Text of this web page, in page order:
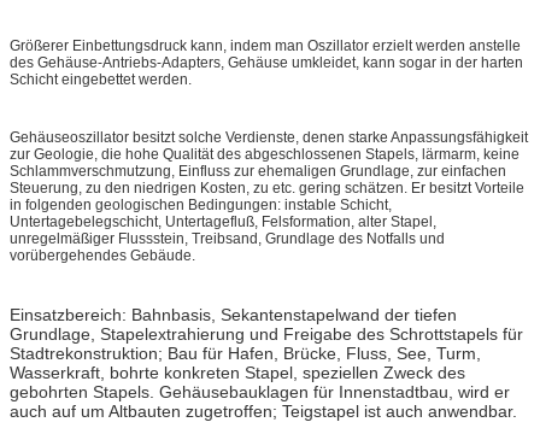
Größerer Einbettungsdruck kann, indem man Oszillator erzielt werden anstelle
des Gehäuse-Antriebs-Adapters, Gehäuse umkleidet, kann sogar in der harten
Schicht eingebettet werden.
Gehäuseoszillator besitzt solche Verdienste, denen starke Anpassungsfähigkeit
zur Geologie, die hohe Qualität des abgeschlossenen Stapels, lärmarm, keine
Schlammverschmutzung, Einfluss zur ehemaligen Grundlage, zur einfachen
Steuerung, zu den niedrigen Kosten, zu etc. gering schätzen. Er besitzt Vorteile
in folgenden geologischen Bedingungen: instable Schicht,
Untertagebelegschicht, Untertagefluß, Felsformation, alter Stapel,
unregelmäßiger Flussstein, Treibsand, Grundlage des Notfalls und
vorübergehendes Gebäude.
Einsatzbereich: Bahnbasis, Sekantenstapelwand der tiefen
Grundlage, Stapelextrahierung und Freigabe des Schrottstapels für
Stadtrekonstruktion; Bau für Hafen, Brücke, Fluss, See, Turm,
Wasserkraft, bohrte konkreten Stapel, speziellen Zweck des
gebohrten Stapels. Gehäusebauklagen für Innenstadtbau, wird er
auch auf um Altbauten zugetroffen; Teigstapel ist auch anwendbar.